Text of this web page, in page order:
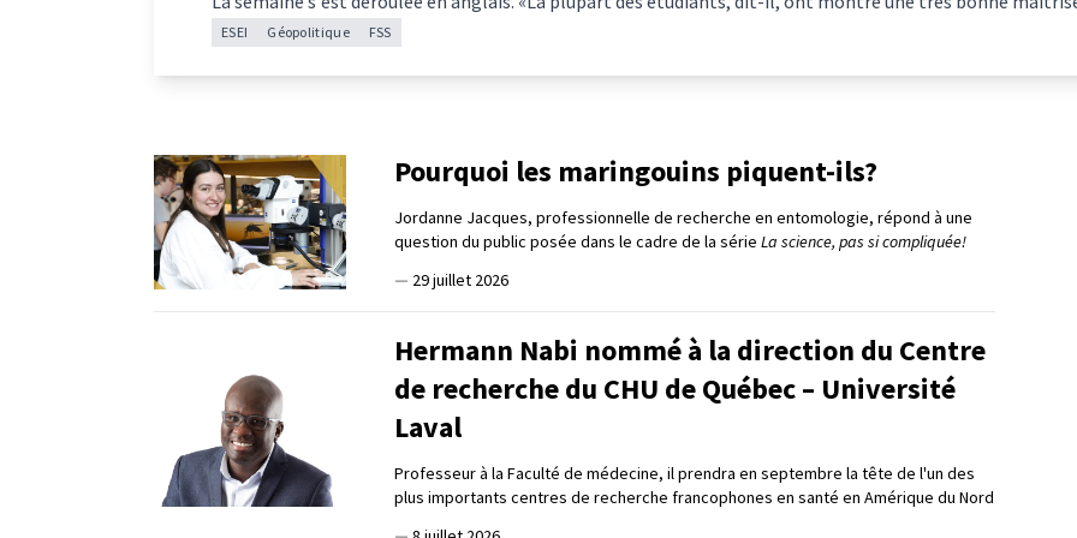
ESEI Géopolitique FSS
Pourquoi les maringouins piquent-ils?
Jordanne Jacques, professionnelle de recherche en entomologie, répond à une
question du public posée dans le cadre de la série La science, pas si compliquée!
— 29 juillet 2026
Hermann Nabi nommé à la direction du Centre
de recherche du CHU de Québec – Université
Laval
Professeur à la Faculté de médecine, il prendra en septembre la tête de l'un des
plus importants centres de recherche francophones en santé en Amérique du Nord